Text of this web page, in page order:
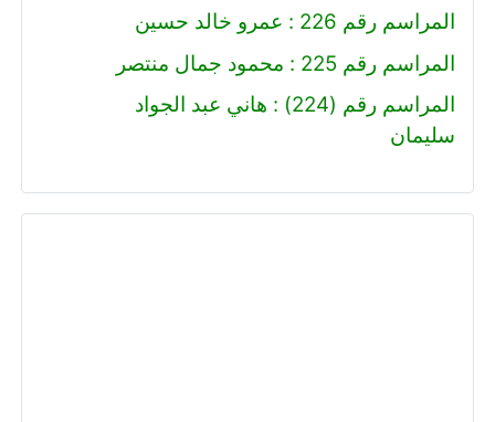
المراسم رقم 226 : عمرو خالد حسين
المراسم رقم 225 : محمود جمال منتصر
المراسم رقم (224) : هاني عبد الجواد
سليمان